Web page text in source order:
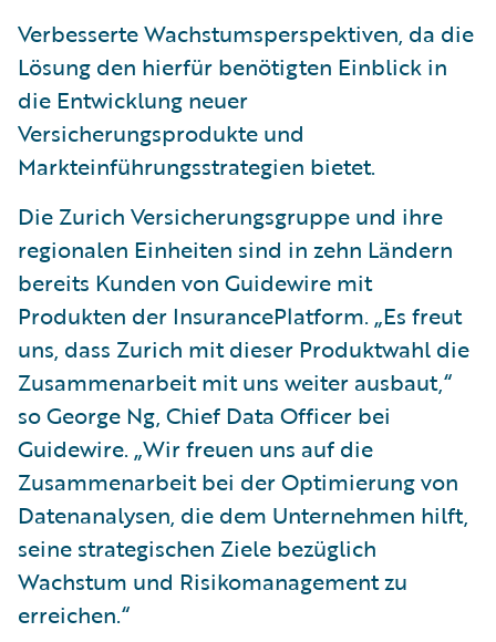
Verbesserte Wachstumsperspektiven, da die
Lösung den hierfür benötigten Einblick in
die Entwicklung neuer
Versicherungsprodukte und
Markteinführungsstrategien bietet.
Die Zurich Versicherungsgruppe und ihre
regionalen Einheiten sind in zehn Ländern
bereits Kunden von Guidewire mit
Produkten der InsurancePlatform. „Es freut
uns, dass Zurich mit dieser Produktwahl die
Zusammenarbeit mit uns weiter ausbaut,“
so George Ng, Chief Data Officer bei
Guidewire. „Wir freuen uns auf die
Zusammenarbeit bei der Optimierung von
Datenanalysen, die dem Unternehmen hilft,
seine strategischen Ziele bezüglich
Wachstum und Risikomanagement zu
erreichen.“